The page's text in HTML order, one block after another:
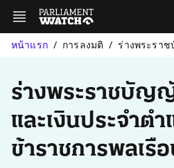
หน้าแรก การลงมติ
ร่างพระราชบัญ
และเงินประจำต
ข้าราชการพลเรื